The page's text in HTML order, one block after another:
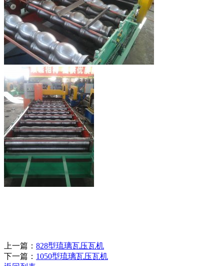
上一篇： 828型琉璃瓦压瓦机
下一篇： 1050型琉璃瓦压瓦机